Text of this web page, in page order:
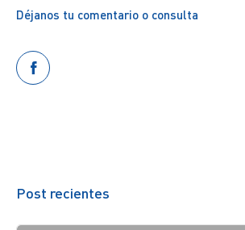
Déjanos tu comentario o consulta
Post recientes